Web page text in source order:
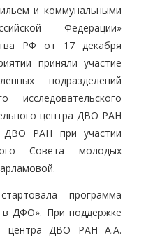
и коммунальными
Федерации»
РФ от 17 декабря
приняли участие
подразделений
исследовательского
центра ДВО РАН
ДВО РАН при участии
Совета молодых
программа
в ДФО». При поддержке
центра ДВО РАН А.А.